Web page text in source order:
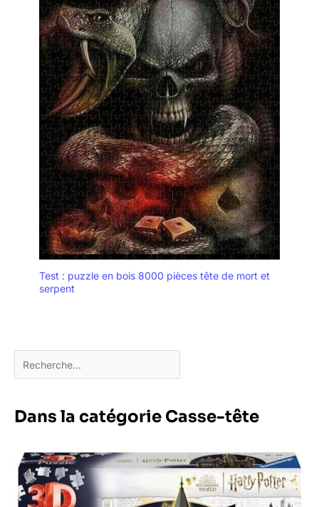
Test : puzzle en bois 8000 pièces tête de mort et
serpent
Dans la catégorie Casse-tête